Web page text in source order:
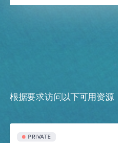
根据要求访问以下可用资源
PRIVATE